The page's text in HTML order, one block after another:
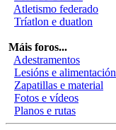
Atletismo federado
Tríatlon e duatlon
Máis foros...
Adestramentos
Lesións e alimentación
Zapatillas e material
Fotos e vídeos
Planos e rutas